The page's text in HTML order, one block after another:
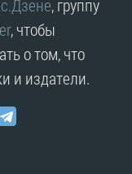
, группу
, чтобы
о том, что
и издатели.